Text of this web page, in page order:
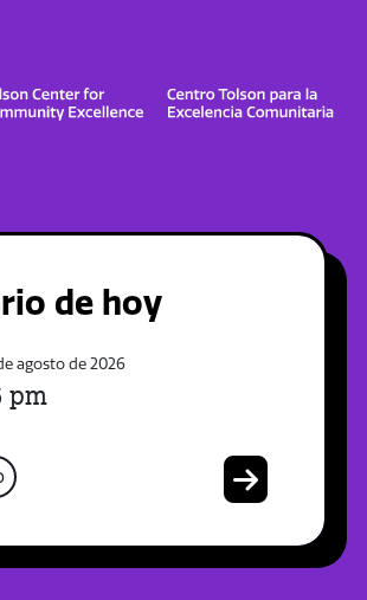
de hoy
agosto de 2026
pm